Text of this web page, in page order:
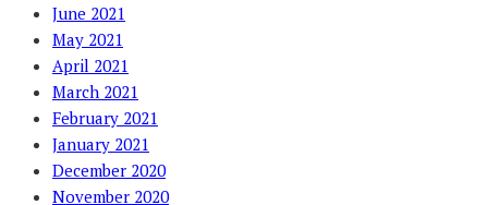
June 2021
May 2021
April 2021
March 2021
February 2021
January 2021
December 2020
November 2020